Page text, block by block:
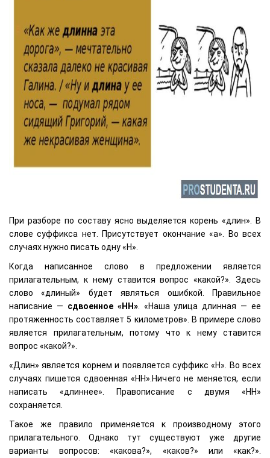
При разборе по составу ясно выделяется корень «длин». В
слове суффикса нет. Присутствует окончание «а». Во всех
случаях нужно писать одну «Н».
Когда написанное слово в предложении является
прилагательным, к нему ставится вопрос «какой?». Здесь
слово «длиный» будет являться ошибкой. Правильное
написание — сдвоенное «НН». «Наша улица длинная — ее
протяженность составляет 5 километров». В примере слово
является прилагательным, потому что к нему ставится
вопрос «какой?».
«Длин» является корнем и появляется суффикс «Н». Во всех
случаях пишется сдвоенная «НН».Ничего не меняется, если
написать «длиннее». Правописание с двумя «НН»
сохраняется.
Такое же правило применяется к производному этого
прилагательного. Однако тут существуют уже другие
варианты вопросов: «какова?», «каков?» или «как?».